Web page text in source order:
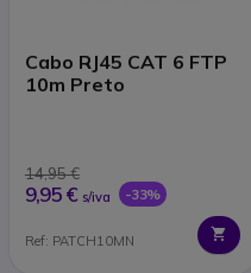
Cabo RJ45 CAT 6 FTP
10m Preto
14,95 €
9,95 € s/iva -33%
Ref: PATCH10MN